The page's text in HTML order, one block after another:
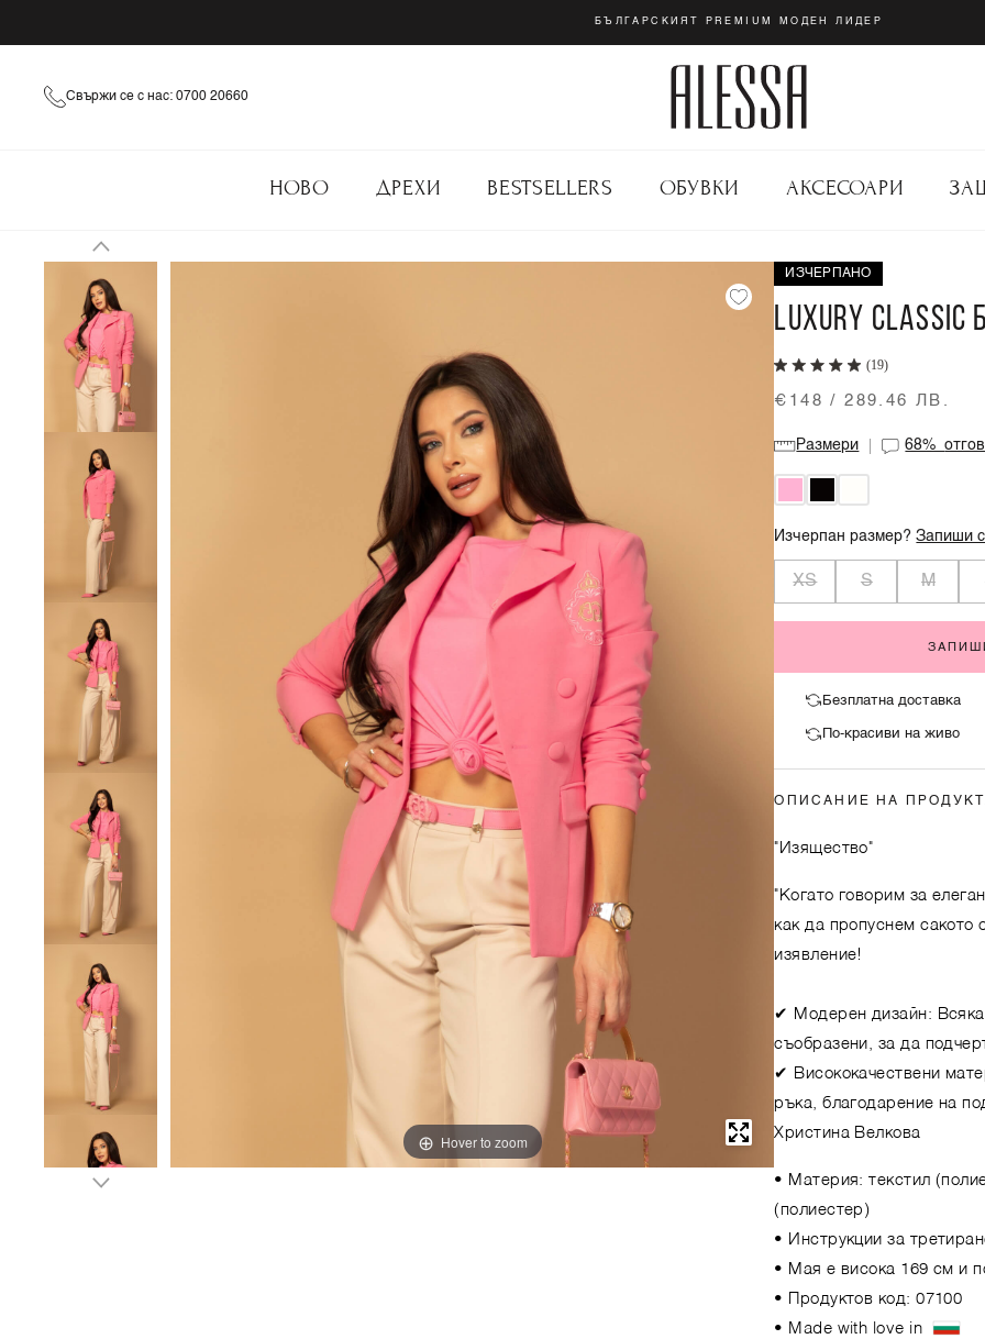
БЪЛГАРСКИЯТ PREMIUM МОДЕН ЛИДЕР
Свържи се с нас: 0700 20660
НОВО ДРЕХИ BESTSELLERS ОБУВКИ АКСЕСОАРИ
Hover to zoom
ИЗЧЕРПАНО
LUXURY
(19)
€148 / 289.46 ЛВ.
Размери 68%
Изчерпан размер?Запиши
XS S M
Безплатна доставка
По-красиви на живо
ОПИСАНИЕ НА
"Изящество"
"Когато говорим за
как да пропуснем сакото
изявление!
✔ Модерен дизайн: Всяка
съобразени, за да
✔ Висококачествени
ръка, благодарение на
Христина Велкова
• Материя: текстил
(полиестер)
• Инструкции за
• Мая е висока 169 см и
• Продуктов код: 07100
• Made with love in